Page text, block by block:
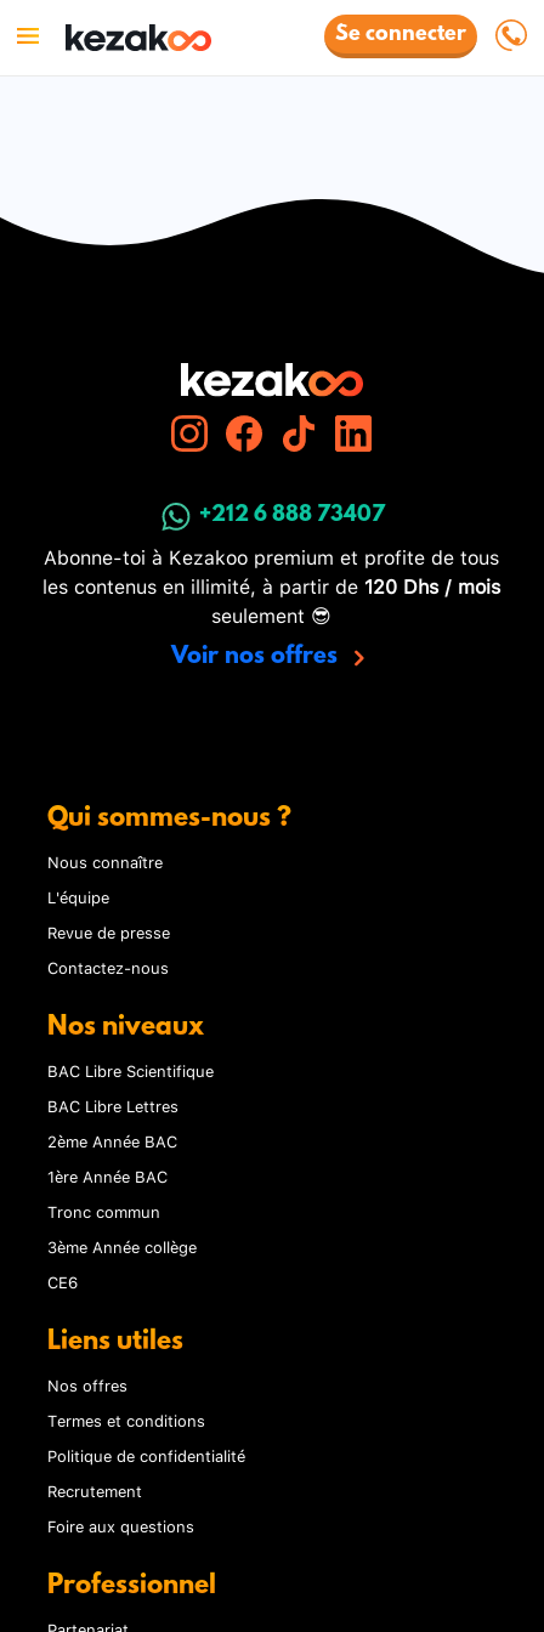
Se connecter
+212 6 888 73407
Abonne-toi à Kezakoo premium et profite de tous
les contenus en illimité, à partir de 120 Dhs / mois
seulement 😎
Voir nos offres
Qui sommes-nous ?
Nous connaître
L'équipe
Revue de presse
Contactez-nous
Nos niveaux
BAC Libre Scientifique
BAC Libre Lettres
2ème Année BAC
1ère Année BAC
Tronc commun
3ème Année collège
CE6
Liens utiles
Nos offres
Termes et conditions
Politique de confidentialité
Recrutement
Foire aux questions
Professionnel